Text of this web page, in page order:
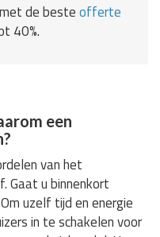
de besteofferte
40%.
een
van het
Gaat u binnenkort
uzelf tijd en energie
in te schakelen voor